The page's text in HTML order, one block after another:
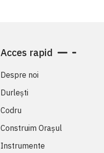
Acces rapid
Despre noi
Durlești
Codru
Construim Orașul
Instrumente